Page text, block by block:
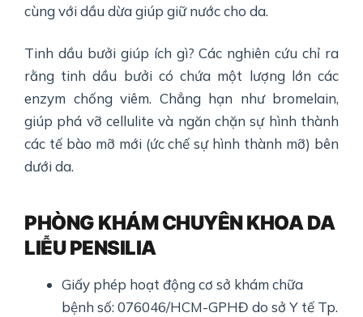
cùng với dầu dừa giúp giữ nước cho da.
Tinh dầu bưởi giúp ích gì? Các nghiên cứu chỉ ra
rằng tinh dầu bưởi có chứa một lượng lớn các
enzym chống viêm. Chẳng hạn như bromelain,
giúp phá vỡ cellulite và ngăn chặn sự hình thành
các tế bào mỡ mới (ức chế sự hình thành mỡ) bên
dưới da.
PHÒNG KHÁM CHUYÊN KHOA DA
LIỄU PENSILIA
Giấy phép hoạt động cơ sở khám chữa
bệnh số: 076046/HCM-GPHĐ do sở Y tế Tp.